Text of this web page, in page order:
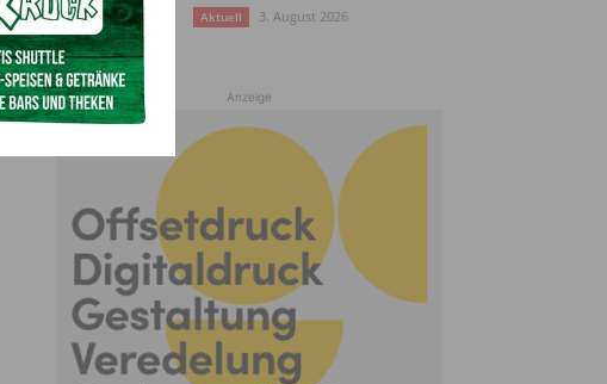
Aktuell 3. August 2026
Anzeige